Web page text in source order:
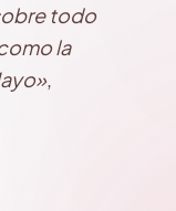
todo
la
,